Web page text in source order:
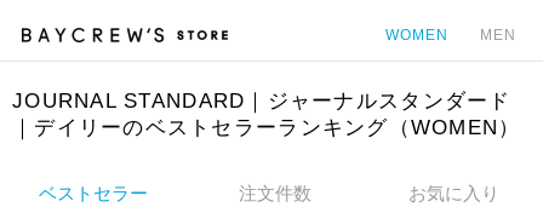
WOMEN MEN
JOURNAL STANDARD｜ジャーナルスタンダード
｜デイリーのベストセラーランキング（WOMEN）
ベストセラー 注文件数 お気に入り